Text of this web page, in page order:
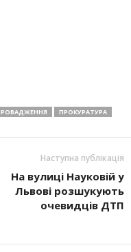
ПРОКУРАТУРА
Наступна публікація
На вулиці Науковій у
Львові розшукують
очевидців ДТП